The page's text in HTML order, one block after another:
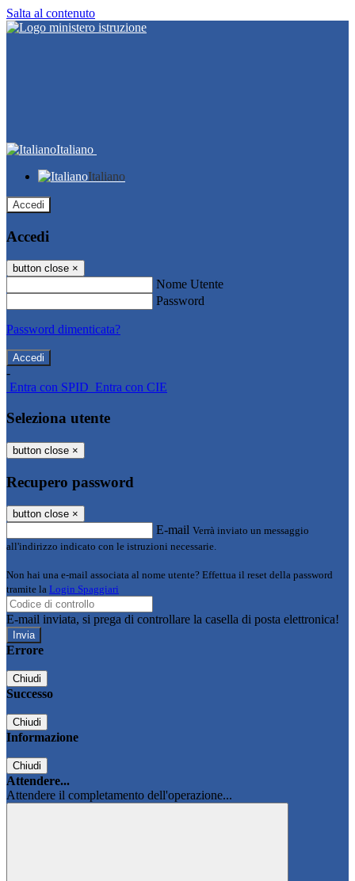
Salta al contenuto
Italiano
Italiano
Accedi
Accedi
button close ×
Nome Utente
Password
Password dimenticata?
-
Entra con SPID Entra con CIE
Seleziona utente
button close ×
Recupero password
button close ×
E-mail Verrà inviato un messaggio
all'indirizzo indicato con le istruzioni necessarie.
Non hai una e-mail associata al nome utente? Effettua il reset della password
tramite la Login Spaggiari
E-mail inviata, si prega di controllare la casella di posta elettronica!
Errore
Chiudi
Successo
Chiudi
Informazione
Chiudi
Attendere...
Attendere il completamento dell'operazione...